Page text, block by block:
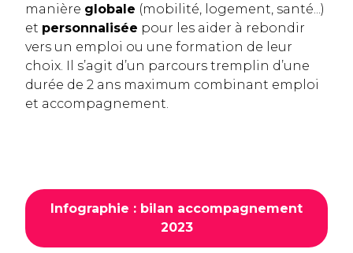
manière globale (mobilité, logement, santé...)
et personnalisée pour les aider à rebondir
vers un emploi ou une formation de leur
choix. Il s’agit d’un parcours tremplin d’une
durée de 2 ans maximum combinant emploi
et accompagnement.
Infographie : bilan accompagnement
2023